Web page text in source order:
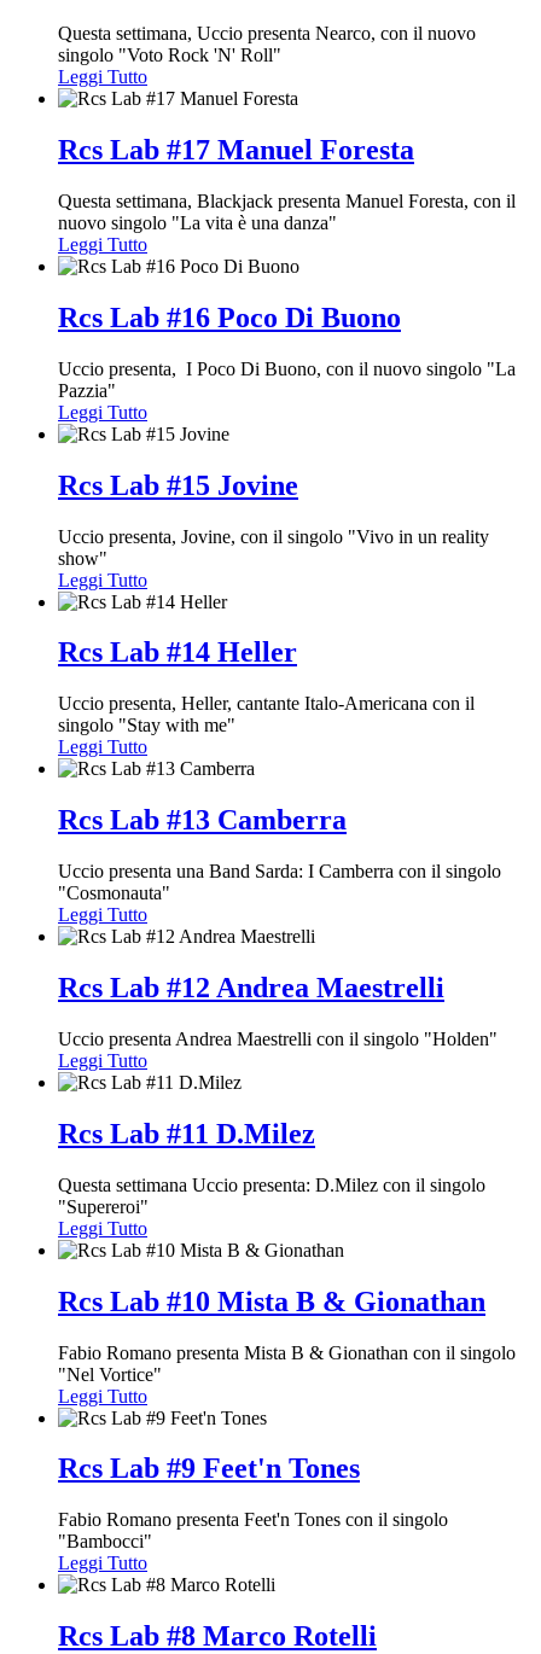
Questa settimana, Uccio presenta Nearco, con il nuovo
singolo "Voto Rock 'N' Roll"
Leggi Tutto
Rcs Lab #17 Manuel Foresta
Questa settimana, Blackjack presenta Manuel Foresta, con il
nuovo singolo "La vita è una danza"
Leggi Tutto
Rcs Lab #16 Poco Di Buono
Uccio presenta, I Poco Di Buono, con il nuovo singolo "La
Pazzia"
Leggi Tutto
Rcs Lab #15 Jovine
Uccio presenta, Jovine, con il singolo "Vivo in un reality
show"
Leggi Tutto
Rcs Lab #14 Heller
Uccio presenta, Heller, cantante Italo-Americana con il
singolo "Stay with me"
Leggi Tutto
Rcs Lab #13 Camberra
Uccio presenta una Band Sarda: I Camberra con il singolo
"Cosmonauta"
Leggi Tutto
Rcs Lab #12 Andrea Maestrelli
Uccio presenta Andrea Maestrelli con il singolo "Holden"
Leggi Tutto
Rcs Lab #11 D.Milez
Questa settimana Uccio presenta: D.Milez con il singolo
"Supereroi"
Leggi Tutto
Rcs Lab #10 Mista B & Gionathan
Fabio Romano presenta Mista B & Gionathan con il singolo
"Nel Vortice"
Leggi Tutto
Rcs Lab #9 Feet'n Tones
Fabio Romano presenta Feet'n Tones con il singolo
"Bambocci"
Leggi Tutto
Rcs Lab #8 Marco Rotelli